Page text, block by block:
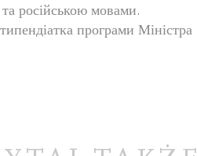
російською мовами.
програми Міністра